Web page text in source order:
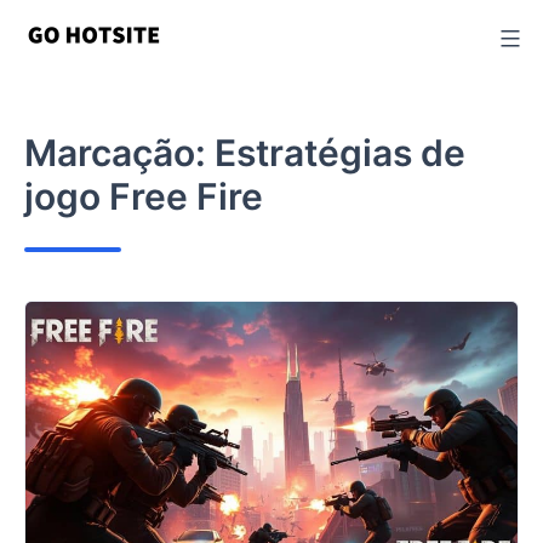
Marcação: Estratégias de
jogo Free Fire